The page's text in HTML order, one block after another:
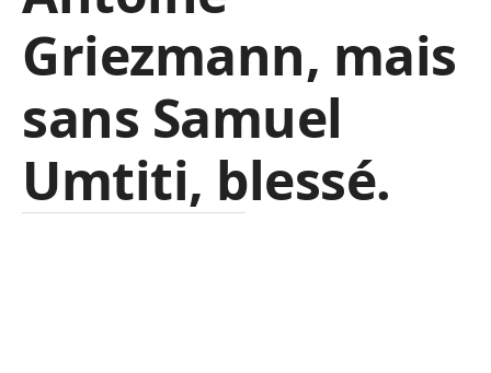
Griezmann, mais
sans Samuel
Umtiti, blessé.